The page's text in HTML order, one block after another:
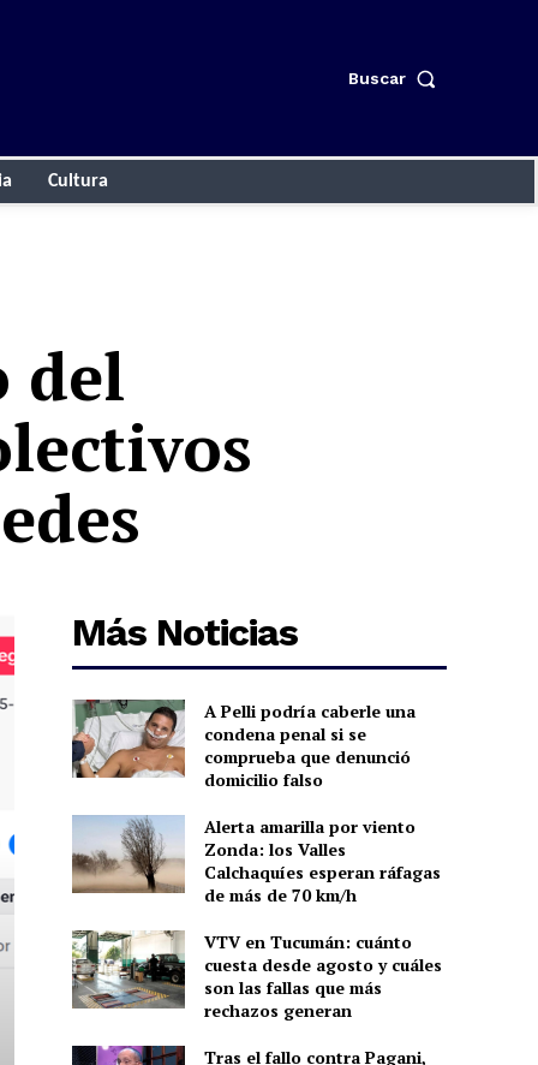
Buscar
Cultura
del
Más Noticias
A Pelli podría caberle una
condena penal si se
comprueba que denunció
domicilio falso
Alerta amarilla por viento
Zonda: los Valles
Calchaquíes esperan ráfagas
de más de 70 km/h
VTV en Tucumán: cuánto
cuesta desde agosto y cuáles
son las fallas que más
rechazos generan
Tras el fallo contra Pagani,